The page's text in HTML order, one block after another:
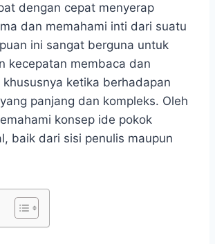
dengan cepat menyerap
dan memahami inti dari suatu
ini sangat berguna untuk
kecepatan membaca dan
khususnya ketika berhadapan
panjang dan kompleks. Oleh
konsep ide pokok
baik dari sisi penulis maupun